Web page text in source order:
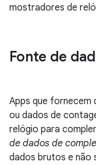
mostradores de
Fonte de
Apps que fornecem
ou dados de
relógio para
de dados de
dados brutos e não